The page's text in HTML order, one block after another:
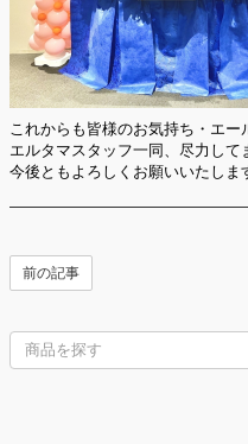
これからも皆様のお気持ち・エ
エルタマスタッフ一同、尽力して
今後ともよろしくお願いいたしま
前の記事